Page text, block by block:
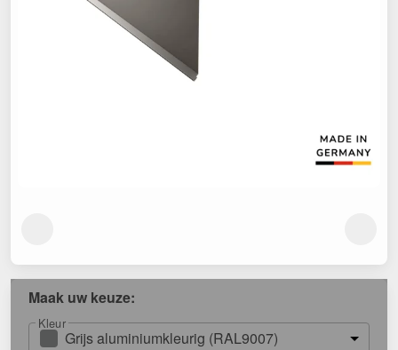
Maak uw keuze:
Kleur
Grijs aluminiumkleurig (RAL9007)